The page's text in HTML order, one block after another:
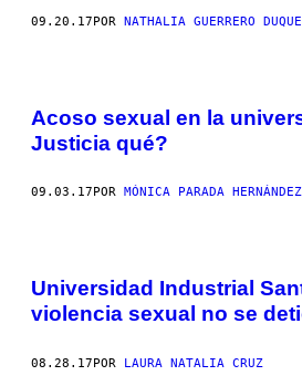
09.20.17POR NATHALIA GUERRERO DUQUE
Acoso sexual en la
Justicia qué?
09.03.17 POR MÓNICA PARADA
Universidad Industrial
violencia sexual no se
08.28.17POR LAURA NATALIA CRUZ